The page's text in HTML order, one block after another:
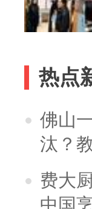
热点
佛山
汰？
费大
中国